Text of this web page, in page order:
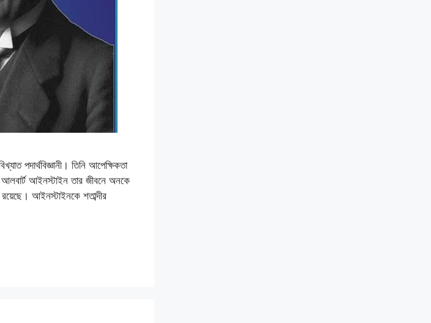
তিনি আপেক্ষিকতা
আইনস্টাইন তার জীবনে অনকে
রয়েছে। আইনস্টাইনকে শতাব্দীর